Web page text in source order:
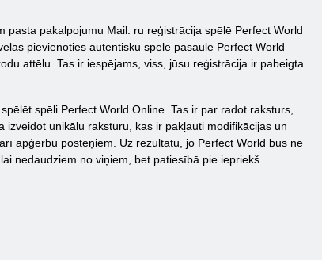
pakalpojumu Mail. ru reģistrācija spēlē Perfect World
pievienoties autentisku spēle pasaulē Perfect World
attēlu. Tas ir iespējams, viss, jūsu reģistrācija ir pabeigta
spēli Perfect World Online. Tas ir par radot raksturs,
unikālu raksturu, kas ir pakļauti modifikācijas un
apģērbu posteņiem. Uz rezultātu, jo Perfect World būs ne
nedaudziem no viņiem, bet patiesībā pie iepriekš